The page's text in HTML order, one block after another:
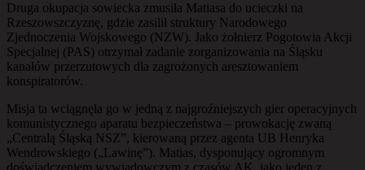
Druga okupacja sowiecka zmusiła Matiasa do ucieczki na
Rzeszowszczyznę, gdzie zasilił struktury Narodowego
Zjednoczenia Wojskowego (NZW). Jako żołnierz Pogotowia Akcji
Specjalnej (PAS) otrzymał zadanie zorganizowania na Śląsku
kanałów przerzutowych dla zagrożonych aresztowaniem
konspiratorów.
Misja ta wciągnęła go w jedną z najgroźniejszych gier operacyjnych
komunistycznego aparatu bezpieczeństwa – prowokację zwaną
„Centralą Śląską NSZ”, kierowaną przez agenta UB Henryka
Wendrowskiego („Lawinę”). Matias, dysponujący ogromnym